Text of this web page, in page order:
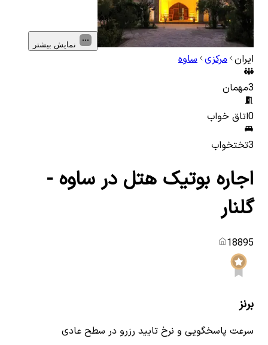
نمایش بیشتر
ایران مرکزی ساوه
3مهمان
0اتاق خواب
3تختخواب
اجاره بوتیک هتل در ساوه -
گلنار
18895
برنز
سرعت پاسخگویی و نرخ تایید رزرو در سطح عادی